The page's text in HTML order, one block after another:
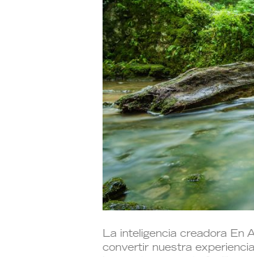
La inteligencia creadora En
convertir nuestra